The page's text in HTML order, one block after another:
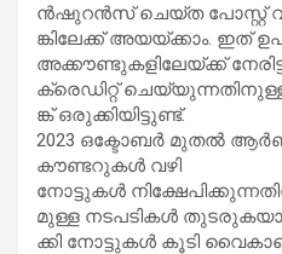
ൻ​ഷു​റ​ൻ​സ് ചെ​യ്ത പോ​സ്റ്റ്
ങ്കി​ലേ​ക്ക് അ​യ​യ്ക്കാം. ഇ​ത്
അ​ക്കൗ​ണ്ടു​ക​ളി​ലേ​യ്ക്ക്
ക്രെ​ഡി​റ്റ്
ങ്ക് ഒ​രു​ക്കി​യി​ട്ടു​ണ്ട്.
2023 ഒ​ക്ടോ​ബ​ർ മു​ത​ൽ
കൗ​ണ്ട​റു​ക​ൾ വ​ഴി
നോ​ട്ടു​ക​ൾ
മു​ള്ള ന​ട​പ​ടി​ക​ൾ
ക്കി നോ​ട്ടു​ക​ൾ കൂ​ടി